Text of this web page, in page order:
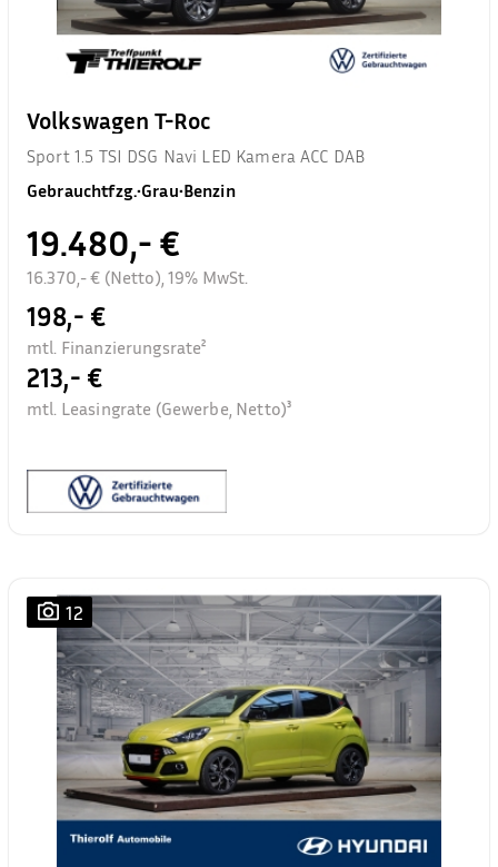
Volkswagen T-Roc
Sport 1.5 TSI DSG Navi LED Kamera ACC DAB
Gebrauchtfzg.•Grau•Benzin
19.480,- €
16.370,- € (Netto), 19% MwSt.
198,- €
mtl. Finanzierungsrate²
213,- €
mtl. Leasingrate (Gewerbe, Netto)³
12